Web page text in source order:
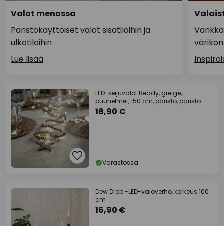
Valot menossa
Paristokäyttöiset valot sisätiloihin ja
ulkotiloihin
Lue lisää
LED-keijuvalot Beady, greige,
puuhelmet, 150 cm, paristo, paristo
18,90 €
Varastossa
Dew Drop -LED-valoverho, korkeus 100
cm
16,90 €